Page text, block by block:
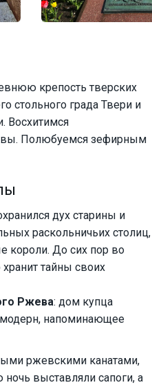
крепость тверских
стольного града Твери и
Восхитимся
Полюбуемся зефирным
дух старины и
раскольничьих столиц,
короли. До сих пор во
тайны своих
Ржева: дом купца
модерн, напоминающее
ржевскими канатами,
выставляли сапоги, а